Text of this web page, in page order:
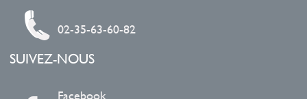
02-35-63-60-82
SUIVEZ-NOUS
Facebook